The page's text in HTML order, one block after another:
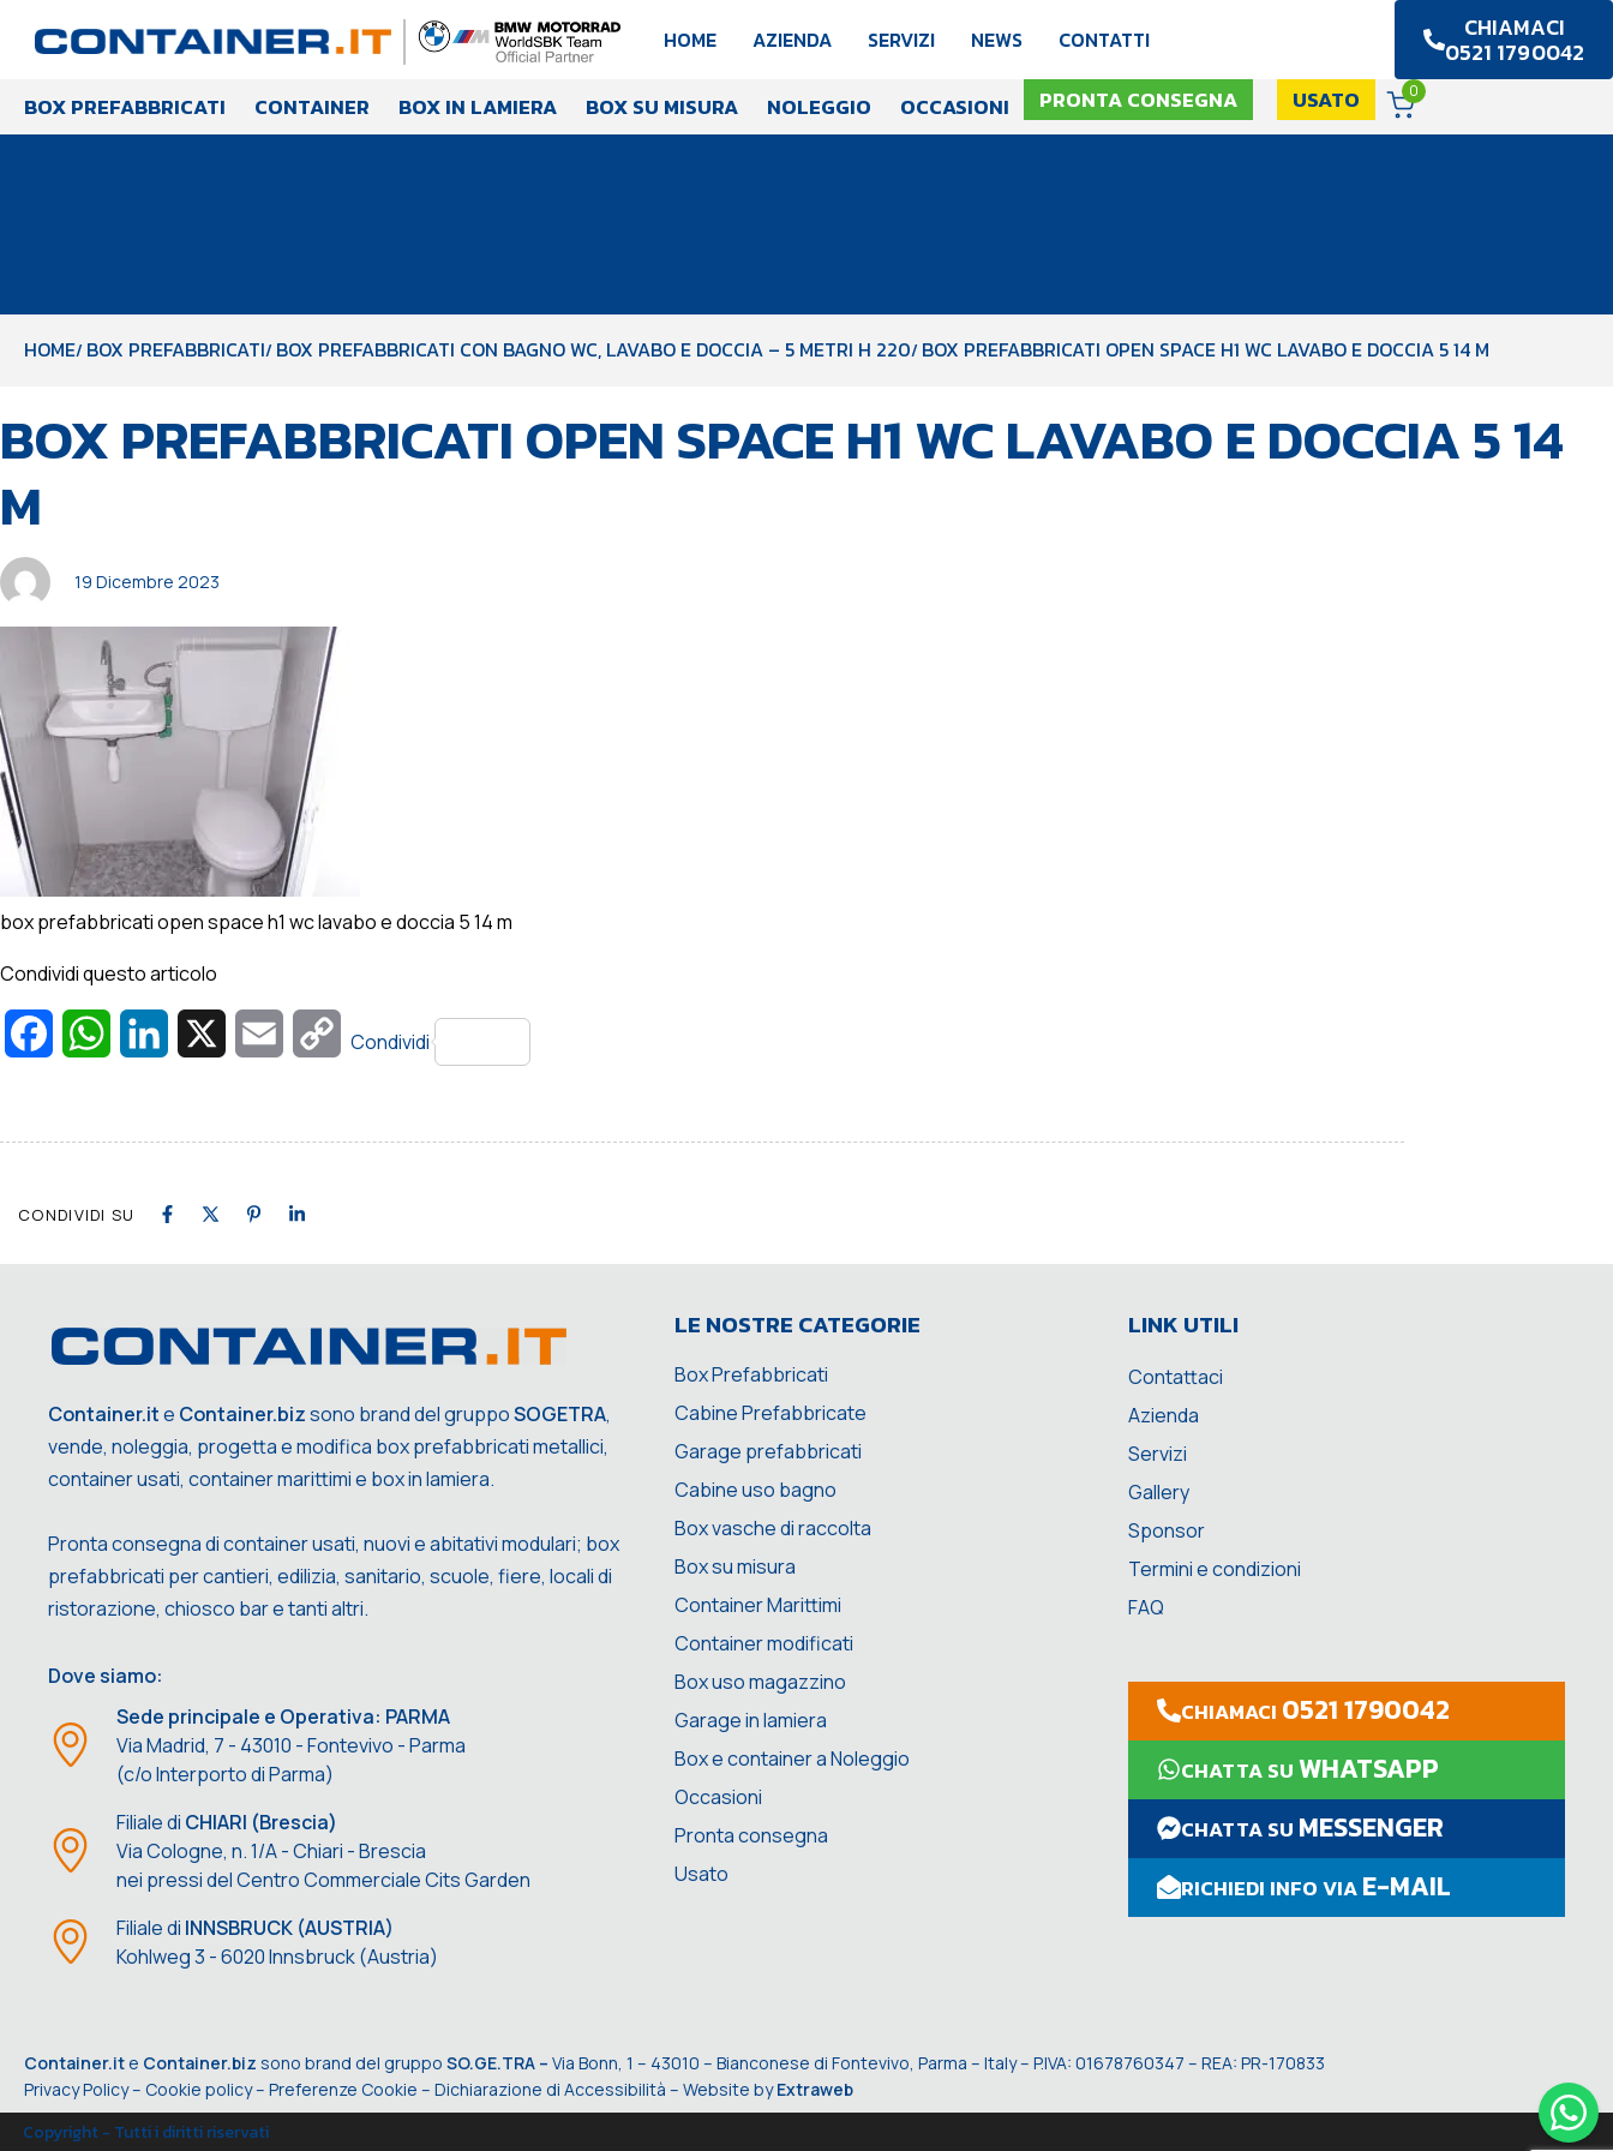
HOME AZIENDA SERVIZI NEWS CONTATTI CHIAMACI
0521 1790042
BOX PREFABBRICATI CONTAINER BOX IN LAMIERA BOX SU MISURA NOLEGGIO OCCASIONI PRONTA CONSEGNA USATO 0
HOME BOX PREFABBRICATI BOX PREFABBRICATI CON BAGNO WC, LAVABO E DOCCIA – 5 METRI H 220 BOX PREFABBRICATI OPEN SPACE H1 WC LAVABO E DOCCIA 5 14 M
IN:
BOX PREFABBRICATI OPEN SPACE H1 WC LAVABO E DOCCIA 5 14
M
il:
19 Dicembre 2023
box prefabbricati open space h1 wc lavabo e doccia 5 14 m
Condividi questo articolo
FacebookWhatsAppLinkedIn Email
Copy
Condividi
CONDIVIDI SU
Container.ite Container.bizsono brand del gruppoSOGETRA,
vende, noleggia, progetta e modifica box prefabbricati metallici,
container usati, container marittimi e box in lamiera.
Pronta consegna di container usati, nuovi e abitativi modulari; box
prefabbricati per cantieri, edilizia, sanitario, scuole, fiere, locali di
ristorazione, chiosco bar e tanti altri.
Dove siamo:
Sede principale e Operativa: PARMA
Via Madrid, 7 - 43010 - Fontevivo - Parma
(c/o Interporto di Parma)
Filiale di CHIARI (Brescia)
Via Cologne, n. 1/A - Chiari - Brescia
nei pressi del Centro Commerciale Cits Garden
Filiale di INNSBRUCK (AUSTRIA)
Kohlweg 3 - 6020 Innsbruck (Austria)
LE NOSTRE CATEGORIE
Box Prefabbricati
Cabine Prefabbricate
Garage prefabbricati
Cabine uso bagno
Box vasche di raccolta
Box su misura
Container Marittimi
Container modificati
Box uso magazzino
Garage in lamiera
Box e container a Noleggio
Occasioni
Pronta consegna
Usato
LINK UTILI
Contattaci
Azienda
Servizi
Gallery
Sponsor
Termini e condizioni
FAQ
CHIAMACI 0521 1790042
CHATTA SUWHATSAPP
CHATTA SU MESSENGER
RICHIEDI INFO VIA E-MAIL
Container.it e Container.biz sono brand del gruppo SO.GE.TRA – Via Bonn, 1 – 43010 – Bianconese di Fontevivo, Parma – Italy – P.IVA: 01678760347 – REA: PR-170833
Privacy Policy– Cookie policy– Preferenze Cookie – Dichiarazione di Accessibilità – Website byExtraweb
Copyright - Tutti i diritti riservati